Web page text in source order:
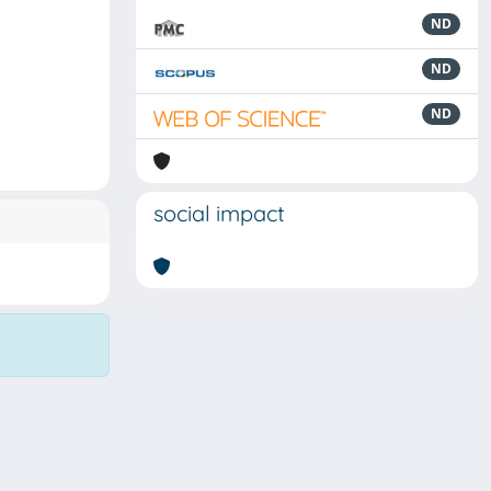
ND
ND
ND
social impact